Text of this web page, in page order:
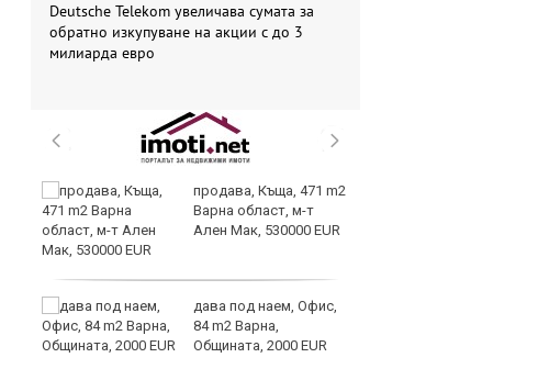
Deutsche Telekom увеличава сумата за
обратно изкупуване на акции с до 3
милиарда евро
продава, Къща, 471 m2
Варна област, м-т
Ален Мак, 530000 EUR
дава под наем, Офис,
84 m2 Варна,
Общината, 2000 EUR